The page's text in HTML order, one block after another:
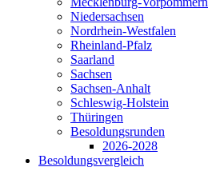
Niedersachsen
Nordrhein-Westfalen
Rheinland-Pfalz
Saarland
Sachsen
Sachsen-Anhalt
Schleswig-Holstein
Thüringen
Besoldungsrunden
2026-2028
Besoldungsvergleich